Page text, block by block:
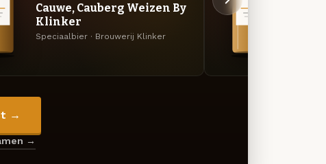
Cauwe, Cauberg Weizen By
Klinker
Speciaalbier · Brouwerij Klinker
→
→